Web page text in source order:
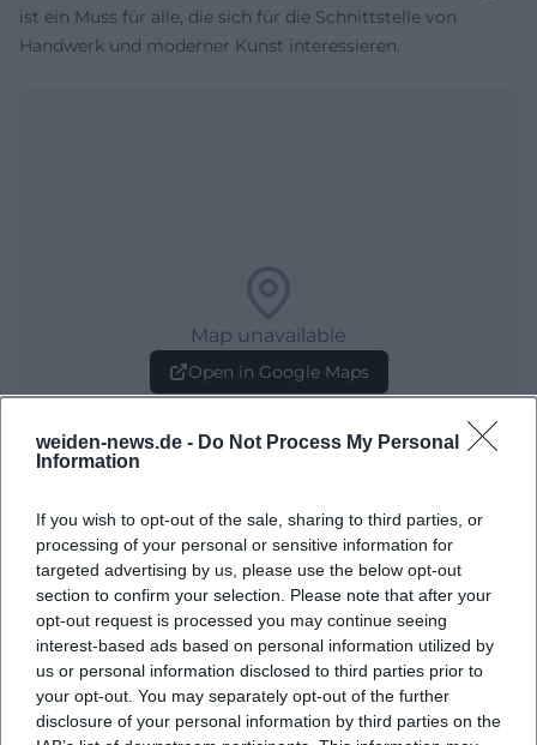
weiden-news.de - Do Not Process My Personal
Information
If you wish to opt-out of the sale, sharing to third parties, or
processing of your personal or sensitive information for
targeted advertising by us, please use the below opt-out
section to confirm your selection. Please note that after your
opt-out request is processed you may continue seeing
interest-based ads based on personal information utilized by
us or personal information disclosed to third parties prior to
your opt-out. You may separately opt-out of the further
disclosure of your personal information by third parties on the
ist ein Muss für alle, die sich für die Schnittstelle von
Handwerk und moderner Kunst interessieren.
Map unavailable
Open in Google Maps
Häufig gestellte Fragen
Wann sind die Öffnungszeiten der Ausstellung?